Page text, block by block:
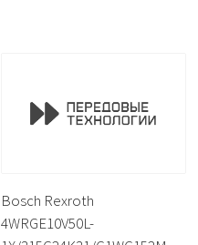
Bosch Rexroth
4WRGE10V50L-